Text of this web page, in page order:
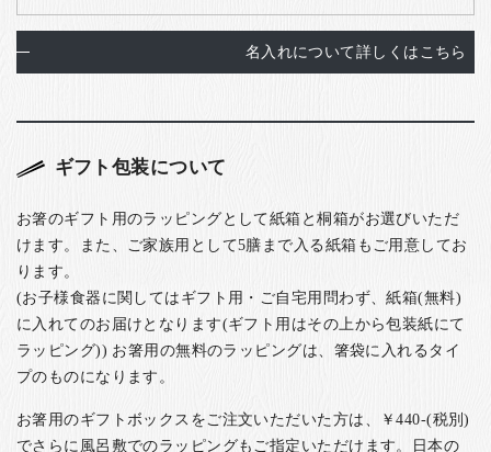
名入れについて詳しくはこちら
ギフト包装について
お箸のギフト用のラッピングとして紙箱と桐箱がお選びいただ
けます。また、ご家族用として5膳まで入る紙箱もご用意してお
ります。
(お子様食器に関してはギフト用・ご自宅用問わず、紙箱(無料)
に入れてのお届けとなります(ギフト用はその上から包装紙にて
ラッピング)) お箸用の無料のラッピングは、箸袋に入れるタイ
プのものになります。
お箸用のギフトボックスをご注文いただいた方は、￥440-(税別)
でさらに風呂敷でのラッピングもご指定いただけます。日本の